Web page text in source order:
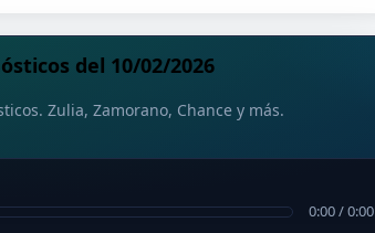
del 10/02/2026
Zulia, Zamorano, Chance y más.
0:00/0:00